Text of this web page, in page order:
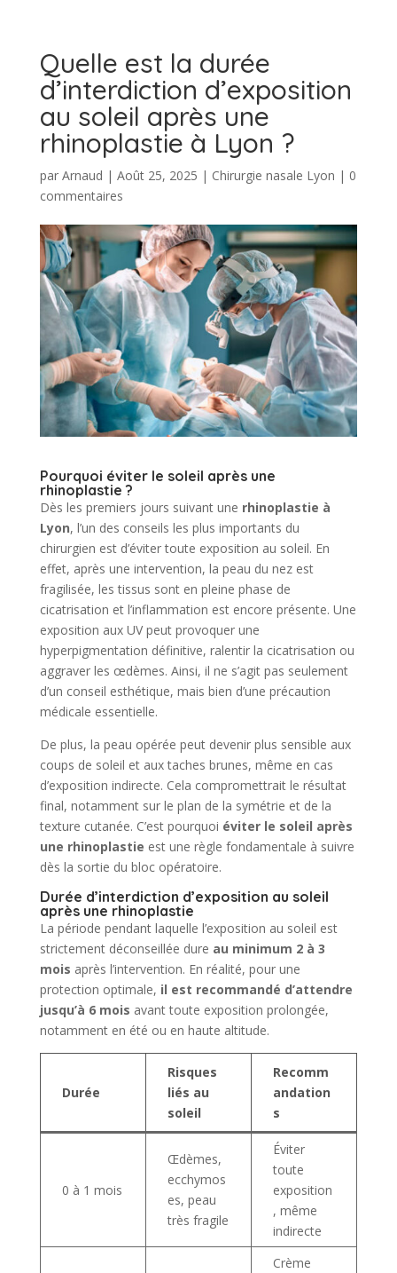
Quelle est la durée
d’interdiction d’exposition
au soleil après une
rhinoplastie à Lyon ?
par Arnaud | Août 25, 2025 | Chirurgie nasale Lyon | 0
commentaires
Pourquoi éviter le soleil après une
rhinoplastie ?
Dès les premiers jours suivant une rhinoplastie à
Lyon, l’un des conseils les plus importants du
chirurgien est d’éviter toute exposition au soleil. En
effet, après une intervention, la peau du nez est
fragilisée, les tissus sont en pleine phase de
cicatrisation et l’inflammation est encore présente. Une
exposition aux UV peut provoquer une
hyperpigmentation définitive, ralentir la cicatrisation ou
aggraver les œdèmes. Ainsi, il ne s’agit pas seulement
d’un conseil esthétique, mais bien d’une précaution
médicale essentielle.
De plus, la peau opérée peut devenir plus sensible aux
coups de soleil et aux taches brunes, même en cas
d’exposition indirecte. Cela compromettrait le résultat
final, notamment sur le plan de la symétrie et de la
texture cutanée. C’est pourquoi éviter le soleil après
une rhinoplastie est une règle fondamentale à suivre
dès la sortie du bloc opératoire.
Durée d’interdiction d’exposition au soleil
après une rhinoplastie
La période pendant laquelle l’exposition au soleil est
strictement déconseillée dure au minimum 2 à 3
mois après l’intervention. En réalité, pour une
protection optimale, il est recommandé d’attendre
jusqu’à 6 mois avant toute exposition prolongée,
notamment en été ou en haute altitude.
Durée
Risques
liés au
soleil
Recomm
andation
s
0 à 1 mois
Œdèmes,
ecchymos
es, peau
très fragile
Éviter
toute
exposition
, même
indirecte
Crème